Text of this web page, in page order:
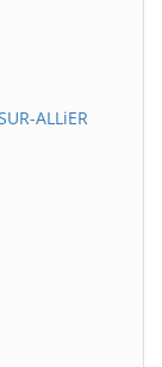
ALLiER